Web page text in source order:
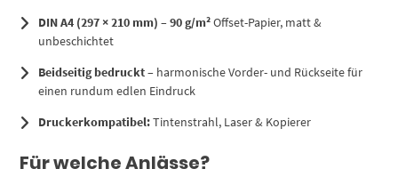
DIN A4 (297 × 210 mm) –90 g/m²Offset-Papier, matt &
unbeschichtet
Beidseitig bedruckt– harmonische Vorder- und Rückseite für
einen rundum edlen Eindruck
Druckerkompatibel:Tintenstrahl, Laser & Kopierer
Für welche Anlässe?